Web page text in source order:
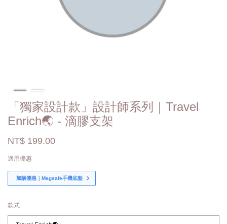
「獨家設計款」設計師系列｜Travel
Enrich🌏 - 滴膠支架
NT$ 199.00
適用優惠
加購優惠｜Magsafe手機底盤
款式